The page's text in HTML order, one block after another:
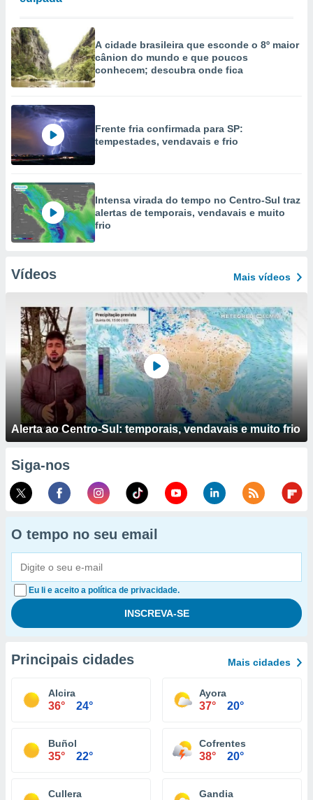
A cidade brasileira que esconde o 8º maior
cânion do mundo e que poucos
conhecem; descubra onde fica
Frente fria confirmada para SP:
tempestades, vendavais e frio
Intensa virada do tempo no Centro-Sul traz
alertas de temporais, vendavais e muito
frio
Vídeos Mais vídeos
Alerta ao Centro-Sul: temporais, vendavais e muito frio
Siga-nos
O tempo no seu email
Eu li e aceito a política de privacidade.
Principais cidades Mais cidades
Alcira
36° 24°
Ayora
37° 20°
Buñol
35° 22°
Cofrentes
38° 20°
Cullera Gandia